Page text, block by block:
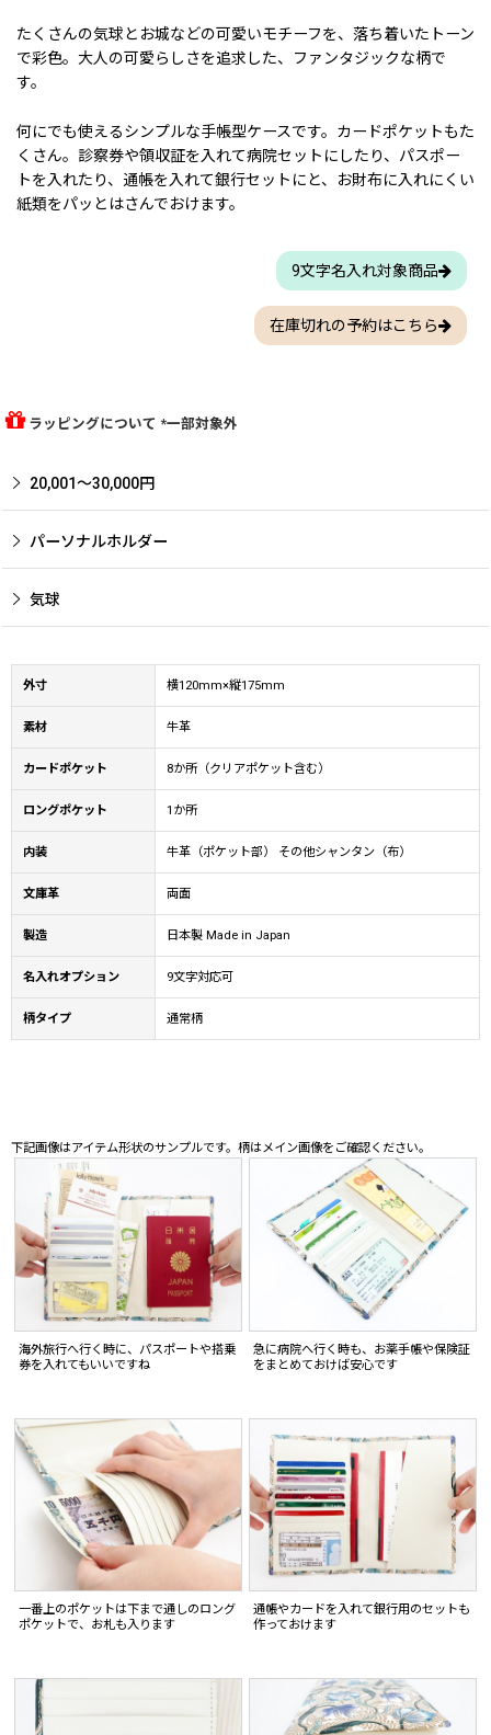
たくさんの気球とお城などの可愛いモチーフを、落ち着いたトーン
で彩色。大人の可愛らしさを追求した、ファンタジックな柄で
す。
何にでも使えるシンプルな手帳型ケースです。カードポケットもた
くさん。診察券や領収証を入れて病院セットにしたり、パスポー
トを入れたり、通帳を入れて銀行セットにと、お財布に入れにくい
紙類をパッとはさんでおけます。
9文字名入れ対象商品
在庫切れの予約はこちら
ラッピングについて *一部対象外
20,001〜30,000円
パーソナルホルダー
気球
外寸 横120mm×縦175mm
素材 牛革
カードポケット 8か所（クリアポケット含む）
ロングポケット 1か所
内装 牛革（ポケット部） その他シャンタン（布）
文庫革 両面
製造 日本製 Made in Japan
名入れオプション 9文字対応可
柄タイプ 通常柄
下記画像はアイテム形状のサンプルです。柄はメイン画像をご確認ください。
海外旅行へ行く時に、パスポートや搭乗
券を入れてもいいですね
急に病院へ行く時も、お薬手帳や保険証
をまとめておけば安心です
一番上のポケットは下まで通しのロング
ポケットで、お札も入ります
通帳やカードを入れて銀行用のセットも
作っておけます